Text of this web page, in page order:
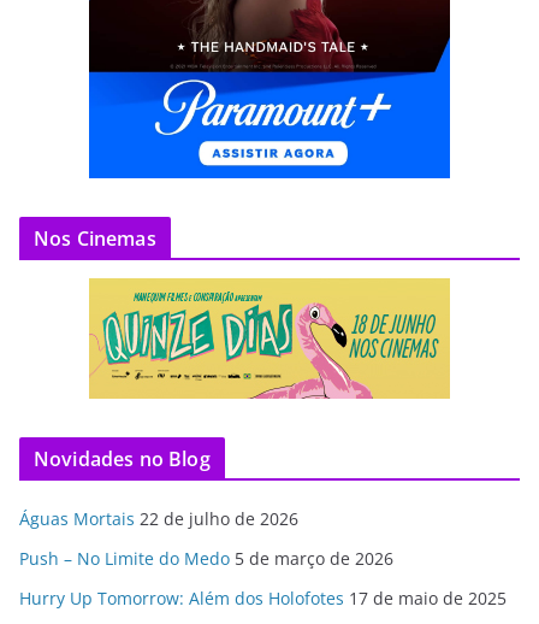
Nos Cinemas
Novidades no Blog
Águas Mortais 22 de julho de 2026
Push – No Limite do Medo 5 de março de 2026
Hurry Up Tomorrow: Além dos Holofotes 17 de maio de 2025